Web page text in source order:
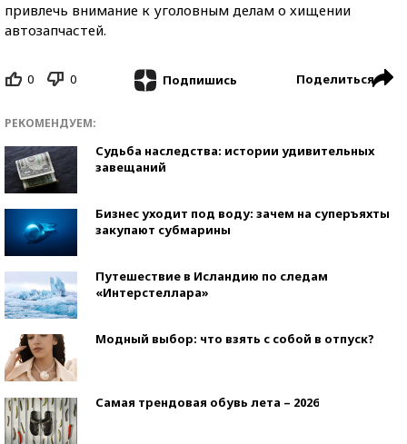
привлечь внимание к уголовным делам о хищении
автозапчастей.
0 0 Подпишись Поделиться
РЕКОМЕНДУЕМ:
Судьба наследства: истории удивительных
завещаний
Бизнес уходит под воду: зачем на суперъяхты
закупают субмарины
Путешествие в Исландию по следам
«Интерстеллара»
Модный выбор: что взять с собой в отпуск?
Самая трендовая обувь лета – 2026